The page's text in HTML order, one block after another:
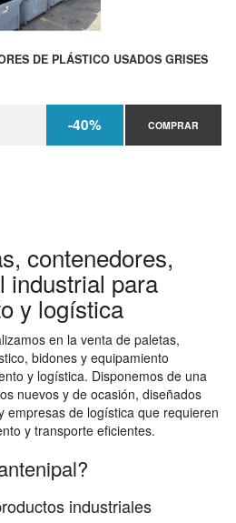
DE PLÁSTICO USADOS GRISES
-40% COMPRAR
contenedores,
industrial para
y logística
en la venta de paletas,
bidones y equipamiento
y logística. Disponemos de una
nuevos y de ocasión, diseñados
empresas de logística que requieren
y transporte eficientes.
industriales